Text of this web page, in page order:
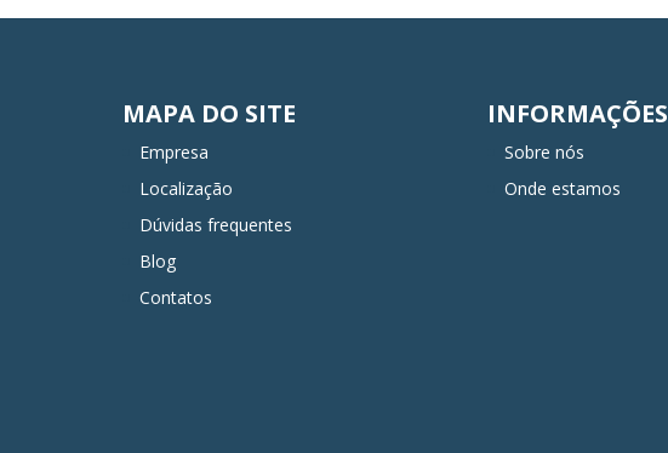
MAPA DO SITE
Empresa
Localização
Dúvidas frequentes
Blog
Contatos
INFORMAÇÕES
Sobre nós
Onde estamos